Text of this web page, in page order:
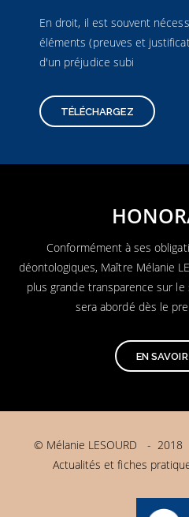
En droit, il est souvent
éléments (preuves et
d'un préjudice subi
TÉLÉCHARGEZ
Conformément à ses
déontologiques, Maître Mélanie
plus grande transparence sur
sera abordé dès le
EN
© Mélanie LESOURD -
Actualités et fiches